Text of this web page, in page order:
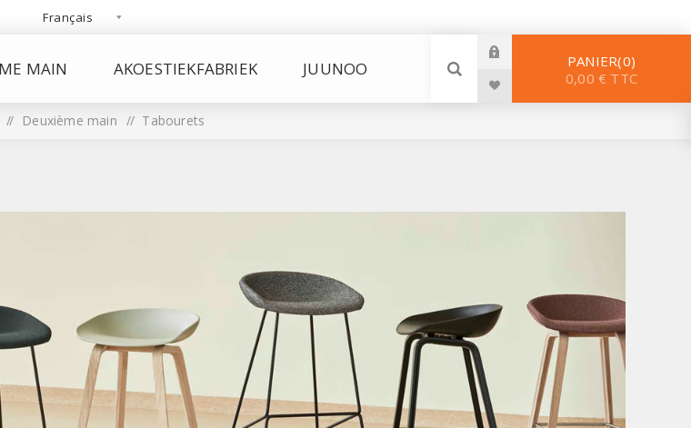
MAIN AKOESTIEKFABRIEK JUUNOO PANIER 0
0,00 € TTC
/ Deuxième main / Tabourets